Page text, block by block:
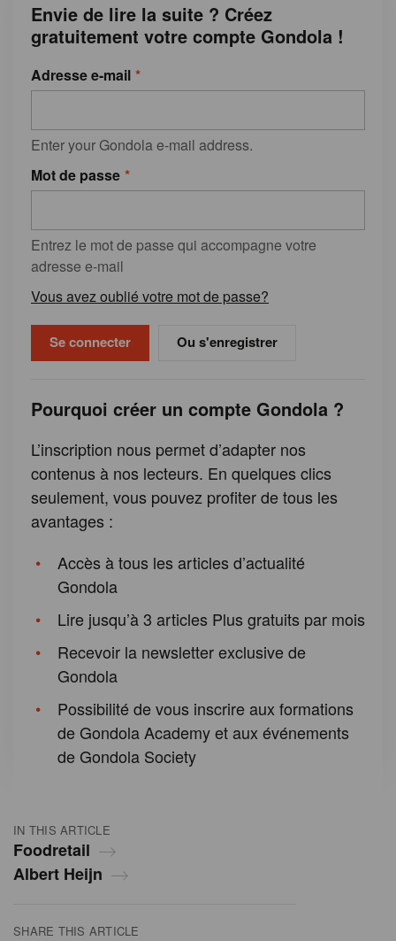
IN THIS ARTICLE
Foodretail
Albert Heijn
SHARE THIS ARTICLE
Envie de lire la suite ? Créez
gratuitement votre compte Gondola !
Adresse e-mail
Enter your Gondola e-mail address.
Mot de passe
Entrez le mot de passe qui accompagne votre
adresse e-mail
Vous avez oublié votre mot de passe?
Ou s'enregistrer
Pourquoi créer un compte Gondola ?
L’inscription nous permet d’adapter nos
contenus à nos lecteurs. En quelques clics
seulement, vous pouvez profiter de tous les
avantages :
Accès à tous les articles d’actualité
Gondola
Lire jusqu’à 3 articles Plus gratuits par mois
Recevoir la newsletter exclusive de
Gondola
Possibilité de vous inscrire aux formations
de Gondola Academy et aux événements
de Gondola Society